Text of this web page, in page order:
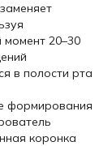
20–30
в полости рта
формирования
коронка